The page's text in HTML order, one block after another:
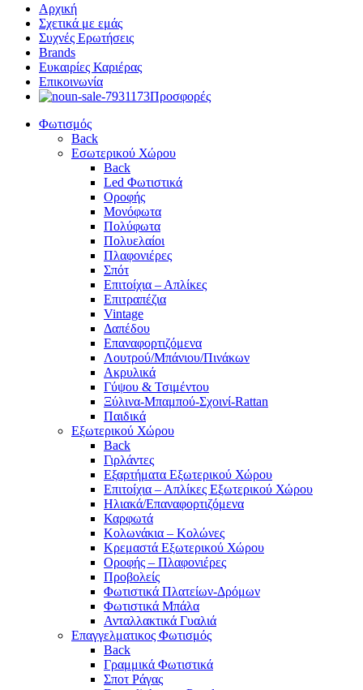
Αρχική
Σχετικά με εμάς
Συχνές Ερωτήσεις
Brands
Ευκαιρίες Καριέρας
Επικοινωνία
Προσφορές
Φωτισμός
Back
Εσωτερικού Χώρου
Back
Led Φωτιστικά
Οροφής
Μονόφωτα
Πολύφωτα
Πολυελαίοι
Πλαφονιέρες
Σπότ
Επιτοίχια – Απλίκες
Επιτραπέζια
Vintage
Δαπέδου
Επαναφορτιζόμενα
Λουτρού/Μπάνιου/Πινάκων
Ακρυλικά
Γύψου & Τσιμέντου
Ξύλινα-Μπαμπού-Σχοινί-Rattan
Παιδικά
Εξωτερικού Χώρου
Back
Γιρλάντες
Εξαρτήματα Εξωτερικού Χώρου
Επιτοίχια – Απλίκες Εξωτερικού Χώρου
Ηλιακά/Επαναφορτιζόμενα
Καρφωτά
Κολωνάκια – Κολώνες
Κρεμαστά Εξωτερικού Χώρου
Οροφής – Πλαφονιέρες
Προβολείς
Φωτιστικά Πλατείων-Δρόμων
Φωτιστικά Μπάλα
Ανταλλακτικά Γυαλιά
Επαγγελματικος Φωτισμός
Back
Γραμμικά Φωτιστικά
Σποτ Ράγας